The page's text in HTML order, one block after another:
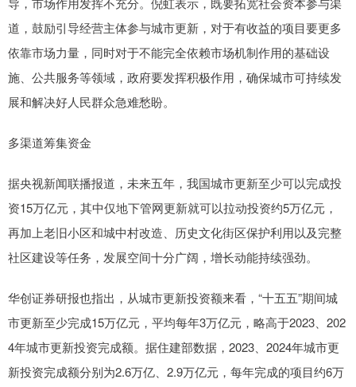
道，鼓励引导经营主体参与城市更新，对于有收益的项目要更多
依靠市场力量，同时对于不能完全依赖市场机制作用的基础设
施、公共服务等领域，政府要发挥积极作用，确保城市可持续发
展和解决好人民群众急难愁盼。
多渠道筹集资金
据央视新闻联播报道，未来五年，我国城市更新至少可以完成投
资15万亿元，其中仅地下管网更新就可以拉动投资约5万亿元，
再加上老旧小区和城中村改造、历史文化街区保护利用以及完整
社区建设等任务，发展空间十分广阔，增长动能持续强劲。
华创证券研报也指出，从城市更新投资额来看，“十五五”期间城
市更新至少完成15万亿元，平均每年3万亿元，略高于2023、202
4年城市更新投资完成额。据住建部数据，2023、2024年城市更
新投资完成额分别为2.6万亿、2.9万亿元，每年完成的项目约6万